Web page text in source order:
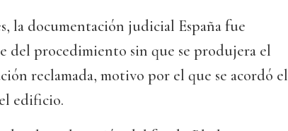
la documentación judicial España fue
del procedimiento sin que se produjera el
reclamada, motivo por el que se acordó el
edificio.